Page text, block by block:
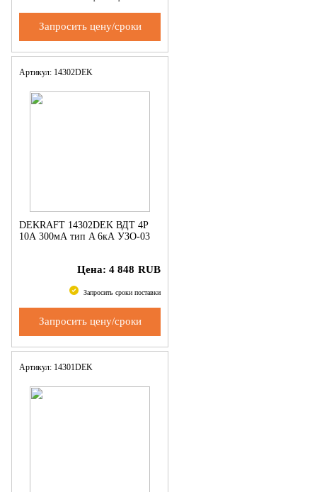
Запросить цену/сроки
Артикул: 14302DEK
DEKRAFT 14302DEK ВДТ 4P
10А 300мА тип A 6кА УЗО-03
Цена: 4 848 RUB
Запросить сроки поставки
Запросить цену/сроки
Артикул: 14301DEK